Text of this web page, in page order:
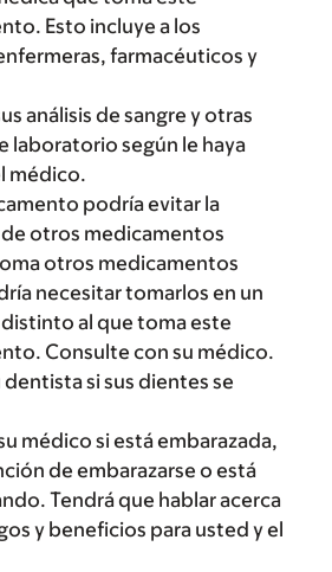
Esto incluye a los
farmacéuticos y
análisis de sangre y otras
laboratorio según le haya
médico.
podría evitar la
otros medicamentos
otros medicamentos
necesitar tomarlos en un
al que toma este
Consulte con su médico.
dentista si sus dientes se
médico si está embarazada,
de embarazarse o está
Tendrá que hablar acerca
y beneficios para usted y el